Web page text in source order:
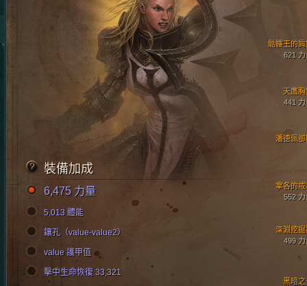
天鷹胸
441 力
潘德佩卻
骷髏王的肩
621 力
深淵挖掘
499 力
黑暗之
拿各的戒
552 力
裝備加成
6,475 力量
5,013 體能
鑲孔（value-value2）
value 護甲值
擊中生命恢復 33,321